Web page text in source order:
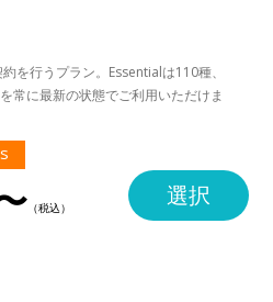
を行うプラン。Essentialは110種、
常に最新の状態でご利用いただけま
選択